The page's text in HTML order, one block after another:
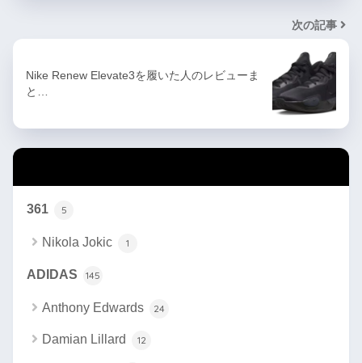
次の記事
Nike Renew Elevate3を履いた人のレビューま
と…
361 5
Nikola Jokic 1
ADIDAS 145
Anthony Edwards 24
Damian Lillard 12